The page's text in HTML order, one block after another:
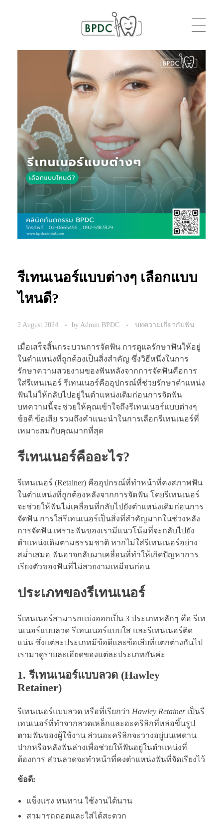
รีเทนเนอร์แบบต่างๆ เลือกแบบ
ไหนดี?
2 August 2024 by Admin BPDC บทความเกี่ยวกับฟัน
เมื่อเสร็จสิ้นกระบวนการจัดฟัน การดูแลรักษาฟันให้อยู่
ในตำแหน่งที่ถูกต้องเป็นสิ่งสำคัญ ซึ่งวิธีหนึ่งในการ
รักษาความสวยงามของฟันหลังจากการจัดฟันคือการ
ใส่รีเทนเนอร์ รีเทนเนอร์คืออุปกรณ์ที่ช่วยรักษาตำแหน่ง
ฟันไม่ให้กลับไปอยู่ในตำแหน่งเดิมก่อนการจัดฟัน
บทความนี้จะช่วยให้คุณเข้าใจถึงรีเทนเนอร์แบบต่างๆ
ข้อดี ข้อเสีย รวมถึงคำแนะนำในการเลือกรีเทนเนอร์ที่
เหมาะสมกับคุณมากที่สุด
รีเทนเนอร์คืออะไร?
รีเทนเนอร์ (Retainer) คืออุปกรณ์ที่ทำหน้าที่คงสภาพฟัน
ในตำแหน่งที่ถูกต้องหลังจากการจัดฟัน โดยรีเทนเนอร์
จะช่วยให้ฟันไม่เคลื่อนที่กลับไปยังตำแหน่งเดิมก่อนการ
จัดฟัน การใส่รีเทนเนอร์เป็นสิ่งที่สำคัญมากในช่วงหลัง
การจัดฟัน เพราะฟันของเรามีแนวโน้มที่จะกลับไปยัง
ตำแหน่งเดิมตามธรรมชาติ หากไม่ใส่รีเทนเนอร์อย่าง
สม่ำเสมอ ฟันอาจกลับมาเคลื่อนที่ทำให้เกิดปัญหาการ
เรียงตัวของฟันที่ไม่สวยงามเหมือนก่อน
ประเภทของรีเทนเนอร์
รีเทนเนอร์สามารถแบ่งออกเป็น 3 ประเภทหลักๆ คือ รีเท
นเนอร์แบบลวด รีเทนเนอร์แบบใส และรีเทนเนอร์ติด
แน่น ซึ่งแต่ละประเภทมีข้อดีและข้อเสียที่แตกต่างกันไป
เรามาดูรายละเอียดของแต่ละประเภทกันค่ะ
1. รีเทนเนอร์แบบลวด (Hawley
Retainer)
รีเทนเนอร์แบบลวด หรือที่เรียกว่า Hawley Retainerเป็นรี
เทนเนอร์ที่ทำจากลวดเหล็กและอะคริลิกที่หล่อขึ้นรูป
ตามฟันของผู้ใช้งาน ส่วนอะคริลิกจะวางอยู่บนเพดาน
ปากหรือหลังฟันล่างเพื่อช่วยให้ฟันอยู่ในตำแหน่งที่
ต้องการ ส่วนลวดจะทำหน้าที่คงตำแหน่งฟันที่จัดเรียงไว้
ข้อดี:
แข็งแรง ทนทาน ใช้งานได้นาน
สามารถถอดและใส่ได้สะดวก